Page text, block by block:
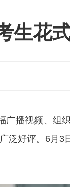
生花
播视频、组
泛好评。6月3